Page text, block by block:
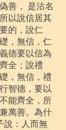
善， 是沽名
以說信居其
的，說仁
，無信，仁
德要以信為
全；說禮
，無信，禮
智德，要以
能齊全，所
萬善。為什
說：人而無